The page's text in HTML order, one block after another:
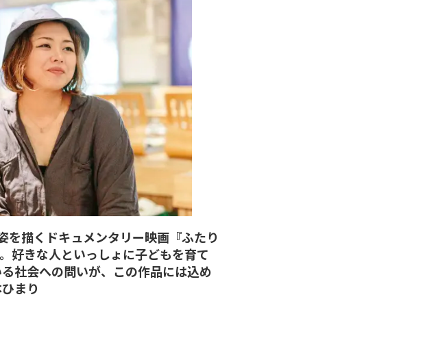
を描くドキュメンタリー映画『ふたり
好きな人といっしょに子どもを育て
社会への問いが、この作品には込め
まり